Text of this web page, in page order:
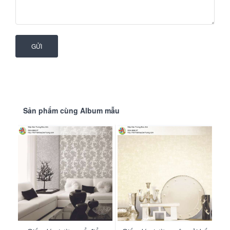
thất. Bạn có thể thoải mái thay đổi các món đồ
trang trí mà không cần lo lắng về sự thiếu ăn
Màu Trung Tính:
Trắng/Kem/Be:Mang lại cảm giác thanh lịch,
tinh khiết và giúp không gian trông rộng rãi,
sáng sủa hơn.
Xám/Nâu nhạt:Tạo cảm giác ấm cúng, trầm
tĩnh và hiện đại. Rất phù hợp để làm tường
điểm nhấn.
GỬI
Sản phẩm cùng Album mẫu